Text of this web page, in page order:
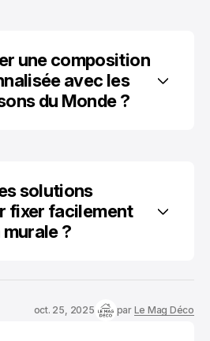
une composition
avec les
du Monde ?
solutions
fixer facilement
?
oct. 25, 2025 par Le Mag Déco